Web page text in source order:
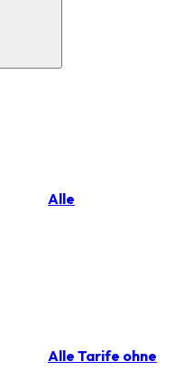
Alle
Alle Tarife ohne